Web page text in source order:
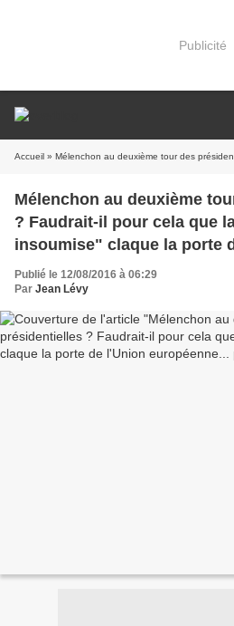
Publicité
Accueil » Mélenchon au deuxième tour des présidentielles ? Faudrait-il pour cela que la
Mélenchon au deuxième
? Faudrait-il pour cela que
insoumise" claque la porte
européenne... par Jean LEVY
Publié le 12/08/2016 à 06:29
Par Jean Lévy